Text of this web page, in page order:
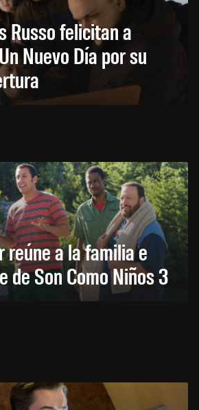
Russo felicitan a
Nuevo Día por su
reúne a la familia e
de Son Como Niños 3